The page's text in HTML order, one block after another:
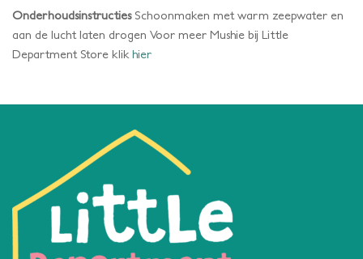
OnderhoudsinstructiesSchoonmaken met warm zeepwater en
aan de lucht laten drogen Voor meer Mushie bij Little
Department Store klik hier